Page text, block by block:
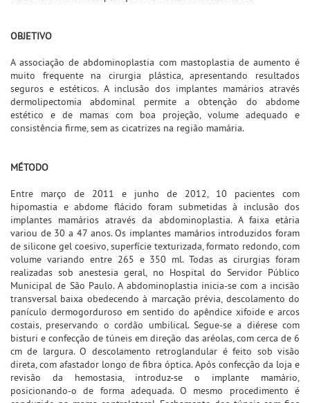
OBJETIVO
A associação de abdominoplastia com mastoplastia de aumento é
muito frequente na cirurgia plástica, apresentando resultados
seguros e estéticos. A inclusão dos implantes mamários através
dermolipectomia abdominal permite a obtenção do abdome
estético e de mamas com boa projeção, volume adequado e
consistência firme, sem as cicatrizes na região mamária.
MÉTODO
Entre março de 2011 e junho de 2012, 10 pacientes com
hipomastia e abdome flácido foram submetidas à inclusão dos
implantes mamários através da abdominoplastia. A faixa etária
variou de 30 a 47 anos. Os implantes mamários introduzidos foram
de silicone gel coesivo, superfície texturizada, formato redondo, com
volume variando entre 265 e 350 ml. Todas as cirurgias foram
realizadas sob anestesia geral, no Hospital do Servidor Público
Municipal de São Paulo. A abdominoplastia inicia-se com a incisão
transversal baixa obedecendo à marcação prévia, descolamento do
panículo dermogorduroso em sentido do apêndice xifoide e arcos
costais, preservando o cordão umbilical. Segue-se a diérese com
bisturi e confecção de túneis em direção das aréolas, com cerca de 6
cm de largura. O descolamento retroglandular é feito sob visão
direta, com afastador longo de fibra óptica. Após confecção da loja e
revisão da hemostasia, introduz-se o implante mamário,
posicionando-o de forma adequada. O mesmo procedimento é